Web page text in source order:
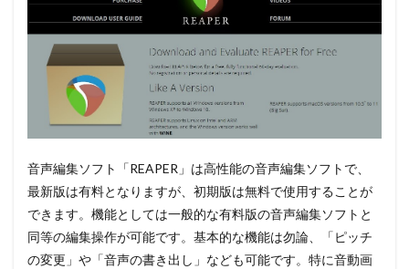
ルして
ダウン
ロー
ド！基
本的な
使い方
2.1
REAPER
コンに
ダウン
してイ
ンスト
ール
音声編集ソフト「REAPER」は高性能の音声編集ソフトで、
最新版は有料となりますが、初期版は無料で使用することが
できます。機能としては一般的な有料版の音声編集ソフトと
同等の編集操作が可能です。基本的な機能は勿論、「ピッチ
の変更」や「音声の書き出し」なども可能です。特に音動画